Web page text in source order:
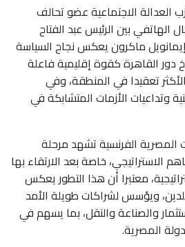
الاجتماعية عضو تحالف
الهاتفي بين الرئيس عبد الفتاح
ماكرون يعكس نجاح السياسة
دور القاهرة كقوة إقليمية فاعلة
تعقيدا في المنطقة، وفي
وتداعيات الأزمات المتشابكة في
الفرنسية تشهد مرحلة
الاستراتيجي، خاصة بعد الارتقاء بها
معتبرا أن هذا التطور يعكس
ويؤسس لشراكات طويلة الأمد
والصناعة والنقل، بما يسهم في
المصرية.